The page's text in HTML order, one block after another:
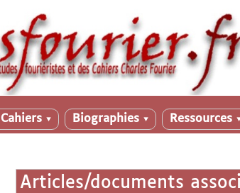
Cahiers ▼ Biographies ▼ Ressources
Articles/documents